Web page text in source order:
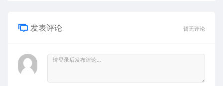
发表评论 暂无评论